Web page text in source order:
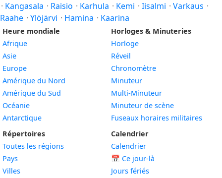
· Kangasala · Raisio · Karhula · Kemi · Iisalmi · Varkaus ·
Raahe · Ylöjärvi · Hamina · Kaarina
Heure mondiale
Afrique
Asie
Europe
Amérique du Nord
Amérique du Sud
Océanie
Antarctique
Répertoires
Toutes les régions
Pays
Villes
Horloges & Minuteries
Horloge
Réveil
Chronomètre
Minuteur
Multi-Minuteur
Minuteur de scène
Fuseaux horaires militaires
Calendrier
Calendrier
📅 Ce jour-là
Jours fériés